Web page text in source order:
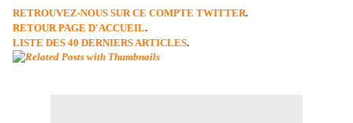
RETROUVEZ-NOUS SUR CE COMPTE TWITTER.
RETOUR PAGE D'ACCUEIL.
LISTE DES 40 DERNIERS ARTICLES.